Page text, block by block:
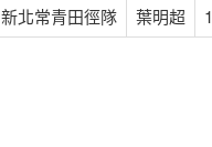
新北常青田徑隊 葉明超 1